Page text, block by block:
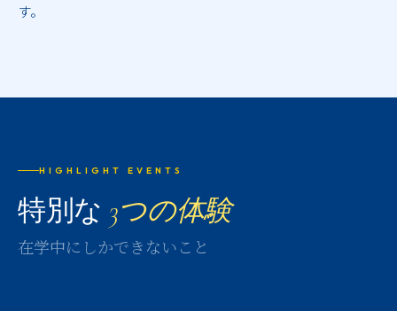
す。
HIGHLIGHT EVENTS
特別な 3つの体験
在学中にしかできないこと